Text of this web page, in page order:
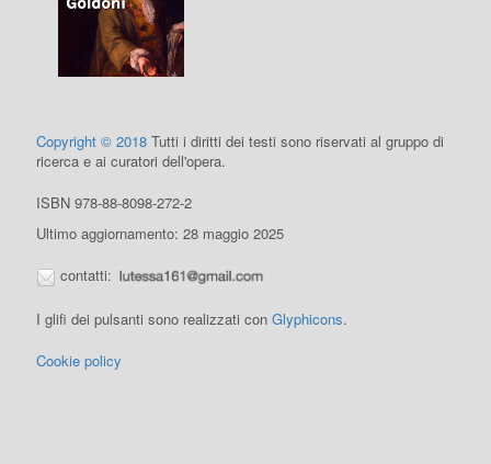
Copyright © 2018 Tutti i diritti dei testi sono riservati al gruppo di
ricerca e ai curatori dell'opera.
ISBN 978-88-8098-272-2
Ultimo aggiornamento: 28 maggio 2025
contatti:
I glifi dei pulsanti sono realizzati conGlyphicons.
Cookie policy